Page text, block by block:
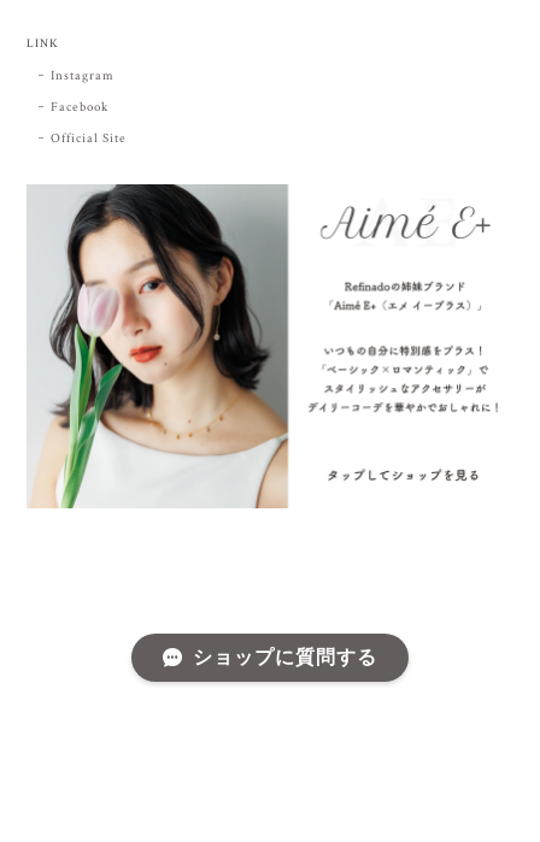
LINK
Instagram
Facebook
Official Site
ショップに質問する